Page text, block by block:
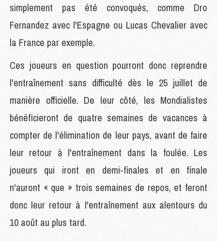
simplement pas été convoqués, comme Dro
Fernandez avec l'Espagne ou Lucas Chevalier avec
la France par exemple.
Ces joueurs en question pourront donc reprendre
l'entraînement sans difficulté dès le 25 juillet de
manière officielle. De leur côté, les Mondialistes
bénéficieront de quatre semaines de vacances à
compter de l'élimination de leur pays, avant de faire
leur retour à l'entraînement dans la foulée. Les
joueurs qui iront en demi-finales et en finale
n'auront « que » trois semaines de repos, et feront
donc leur retour à l'entraînement aux alentours du
10 août au plus tard.